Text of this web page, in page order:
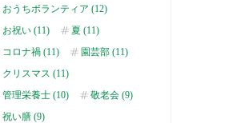
おうちボランティア (12)
お祝い (11)
夏 (11)
コロナ禍 (11)
園芸部 (11)
クリスマス (11)
管理栄養士 (10)
敬老会 (9)
祝い膳 (9)